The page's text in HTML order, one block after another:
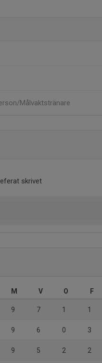
Målvaktstränare
skrivet
M V O F
9 7 1 1
9 6 0 3
9 5 2 2